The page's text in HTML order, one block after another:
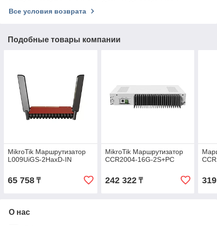
Все условия возврата
Подобные товары компании
MikroTik Маршрутизатор
L009UiGS-2HaxD-IN
65 758 ₸
MikroTik Маршрутизатор
CCR2004-16G-2S+PC
242 322₸
О нас